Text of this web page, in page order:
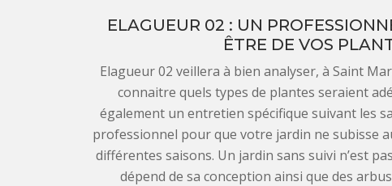
ELAGUEUR 02 : UN
ÊTRE DE VOS
Elagueur 02 veillera à bien analyser, à Saint
connaitre quels types de plantes seraient
également un entretien spécifique suivant les
professionnel pour que votre jardin ne subisse
différentes saisons. Un jardin sans suivi n’est
dépend de sa conception ainsi que des